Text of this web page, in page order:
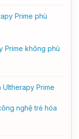
Prime phù
Prime không phù
Ultherapy Prime
nghệ trẻ hóa